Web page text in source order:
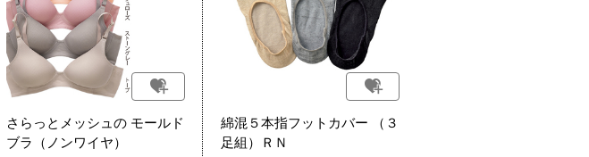
さらっとメッシュの モールド
ブラ（ノンワイヤ）
綿混５本指フットカバー （３
足組）ＲＮ